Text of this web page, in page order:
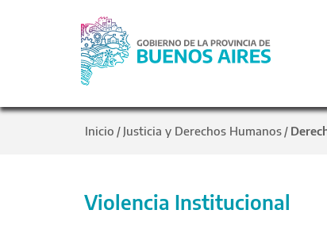
Inicio / Justicia y Derechos Humanos /
Violencia Institucional